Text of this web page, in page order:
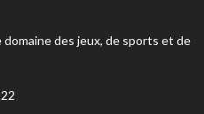
domaine des jeux, de sports et de